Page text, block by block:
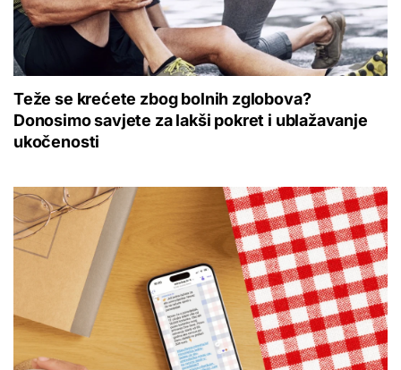
Teže se krećete zbog bolnih zglobova?
Donosimo savjete za lakši pokret i ublažavanje
ukočenosti